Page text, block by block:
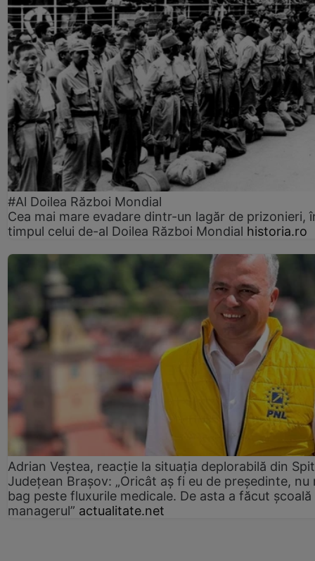
#Al Doilea Război Mondial
Cea mai mare evadare dintr-un lagăr de prizonieri,
timpul celui de-al Doilea Război Mondial historia.ro
Adrian Veștea, reacție la situația deplorabilă din
Județean Brașov: „Oricât aș fi eu de președinte, nu
bag peste fluxurile medicale. De asta a făcut școală
managerul” actualitate.net